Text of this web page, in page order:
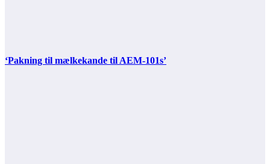
‘Pakning til mælkekande til AEM-101s’